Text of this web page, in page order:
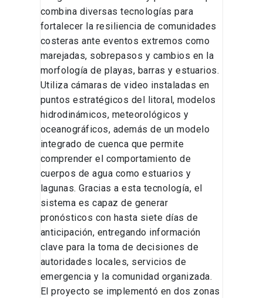
combina diversas tecnologías para
fortalecer la resiliencia de comunidades
costeras ante eventos extremos como
marejadas, sobrepasos y cambios en la
morfología de playas, barras y estuarios.
Utiliza cámaras de video instaladas en
puntos estratégicos del litoral, modelos
hidrodinámicos, meteorológicos y
oceanográficos, además de un modelo
integrado de cuenca que permite
comprender el comportamiento de
cuerpos de agua como estuarios y
lagunas. Gracias a esta tecnología, el
sistema es capaz de generar
pronósticos con hasta siete días de
anticipación, entregando información
clave para la toma de decisiones de
autoridades locales, servicios de
emergencia y la comunidad organizada.
El proyecto se implementó en dos zonas